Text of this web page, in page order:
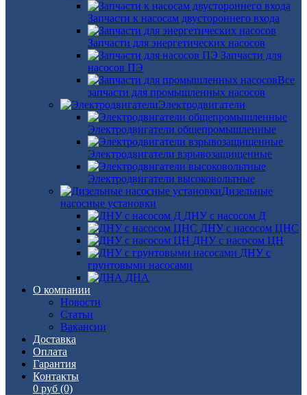
Запчасти к насосам двустороннего входа
Запчасти для энергетических насосов
Запчасти для
насосов ПЭ
Все
запчасти для промышленных насосов
Электродвигатели
Электродвигатели общепромышленные
Электродвигатели взрывозащищенные
Электродвигатели высоковольтные
Дизельные
насосные установки
ДНУ с насосом Д
ДНУ с насосом ЦНС
ДНУ с насосом ЦН
ДНУ с
грунтовыми насосами
ДНА
О компании
Новости
Статьи
Вакансии
Доставка
Оплата
Гарантия
Контакты
0 руб (0)